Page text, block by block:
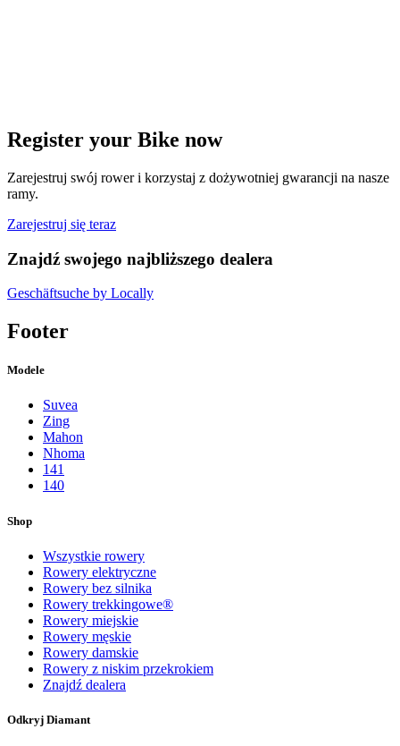
Register your Bike now
Zarejestruj swój rower i korzystaj z dożywotniej gwarancji na nasze
ramy.
Zarejestruj się teraz
Znajdź swojego najbliższego dealera
Geschäftsuche by Locally
Footer
Modele
Suvea
Zing
Mahon
Nhoma
141
140
Shop
Wszystkie rowery
Rowery elektryczne
Rowery bez silnika
Rowery trekkingowe®
Rowery miejskie
Rowery męskie
Rowery damskie
Rowery z niskim przekrokiem
Znajdź dealera
Odkryj Diamant